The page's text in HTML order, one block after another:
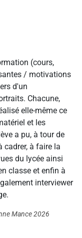
(cours,
/ motivations
d'un
Chacune,
elle-même ce
et les
a pu, à tour de
cadrer, à faire la
du lycée ainsi
classe et enfin à
interviewer
Mance 2026